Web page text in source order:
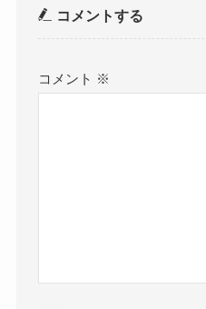
コメントする
コメント ※